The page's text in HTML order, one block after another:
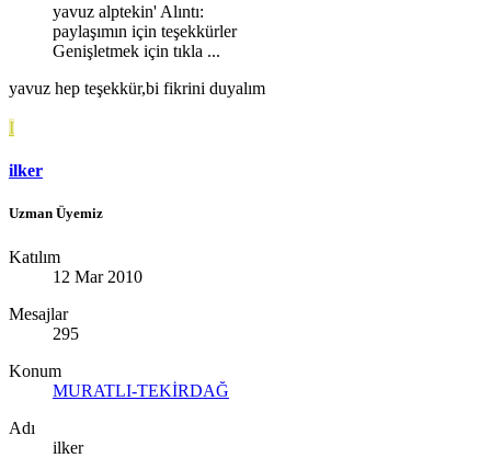
yavuz alptekin' Alıntı:
paylaşımın için teşekkürler
Genişletmek için tıkla ...
yavuz hep teşekkür,bi fikrini duyalım
I
ilker
Uzman Üyemiz
Katılım
12 Mar 2010
Mesajlar
295
Konum
MURATLI-TEKİRDAĞ
Adı
ilker